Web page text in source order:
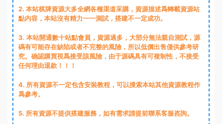
2. 本站棋牌資源大多全網各種渠道采購，資源描述爲轉載資源站
點内容，本站沒有精力一一測試，搭建不一定成功。
3. 本站開通數十站點會員，資源過多，大部分無法親自測試，源
碼有可能存在缺陷或者不完整的風險，所以低價出售僅供參考研
究。确認購買視爲接受該風險，由于源碼具有可複制性，不接受
任何理由退款！！！
4. 所有資源不一定包含安裝教程，可以搜索本站其他資源教程作
爲參考。
5. 所有資源不提供搭建服務，如有需求請提前聯系客服咨詢。